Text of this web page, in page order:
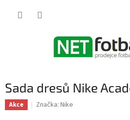
Sada dresů Nike
Akce Značka: Nike